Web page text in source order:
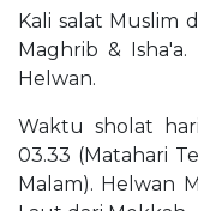
Kali salat Muslim
Maghrib &
Helwan.
Waktu sholat
03.33 (Matahari
Malam). Helwan